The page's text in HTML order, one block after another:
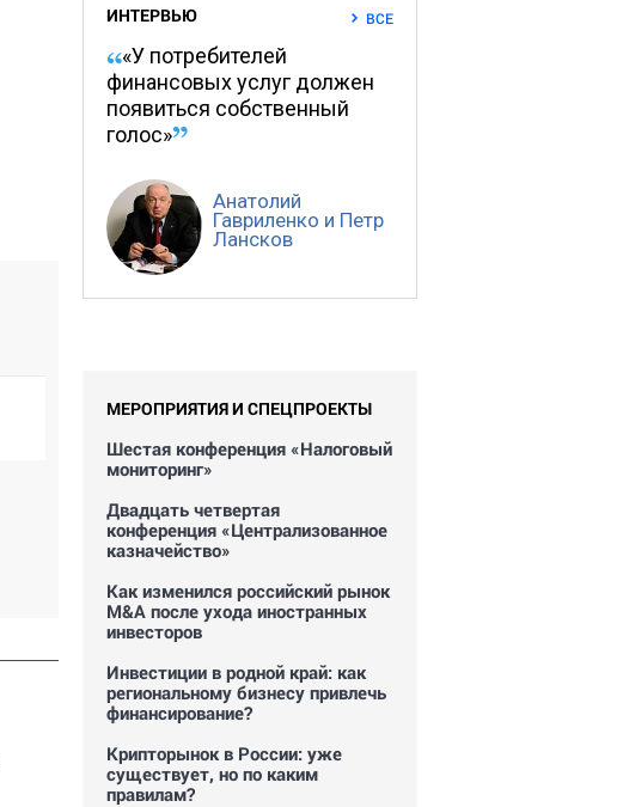
ИНТЕРВЬЮ ВСЕ
«У потребителей
финансовых услуг должен
появиться собственный
голос»
Анатолий
Гавриленко и Петр
Лансков
МЕРОПРИЯТИЯ И СПЕЦПРОЕКТЫ
Шестая конференция «Налоговый
мониторинг»
Двадцать четвертая
конференция «Централизованное
казначейство»
Как изменился российский рынок
M&A после ухода иностранных
инвесторов
Инвестиции в родной край: как
региональному бизнесу привлечь
финансирование?
Крипторынок в России: уже
существует, но по каким
правилам?